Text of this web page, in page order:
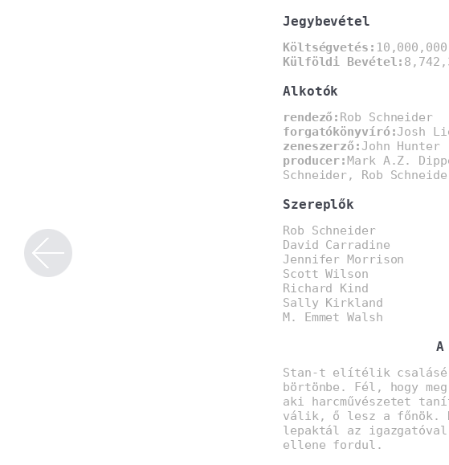
Jegybevétel
Költségvetés:
Külföldi Bevétel:
Alkotók
rendező: Rob Schneider
forgatókönyvíró:Josh
zeneszerző: John Hunter
producer:Mark A.Z.
Schneider, Rob
Szereplők
Rob Schneider
David Carradine
Jennifer Morrison
Scott Wilson
Richard Kind
Sally Kirkland
M. Emmet Walsh
Stan-t elítélik
börtönbe. Fél, hogy
aki harcművészetet
válik, ő lesz a főnök.
lepaktál az
ellene fordul.